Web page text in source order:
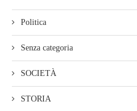
Politica
Senza categoria
SOCIETÀ
STORIA